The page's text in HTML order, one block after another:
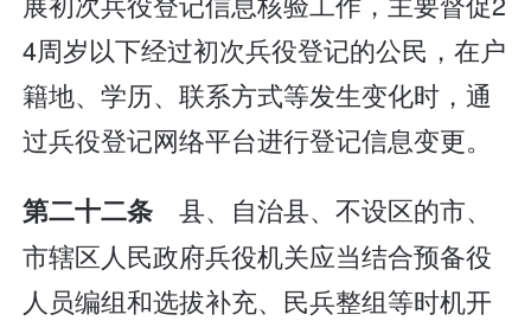
4周岁以下经过初次兵役登记的公民，在户
籍地、学历、联系方式等发生变化时，通
过兵役登记网络平台进行登记信息变更。
第二十二条 县、自治县、不设区的市、
市辖区人民政府兵役机关应当结合预备役
人员编组和选拔补充、民兵整组等时机开